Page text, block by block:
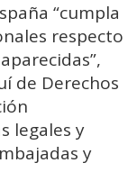
“cumpla
respecto
de Derechos
legales y
y